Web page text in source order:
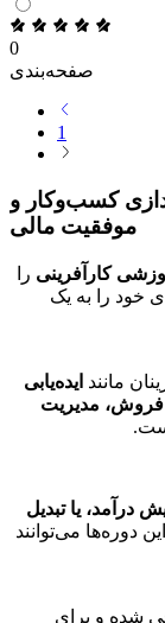
0
صفحه‌بندی
1
کسب‌وکار و
موفقیت مالی
کارآفرینی را
خود را به یک
مانند ایده‌یابی
فروش، مدیریت
درآمد، یا تبدیل
دوره‌ها می‌توانند
شده و برای